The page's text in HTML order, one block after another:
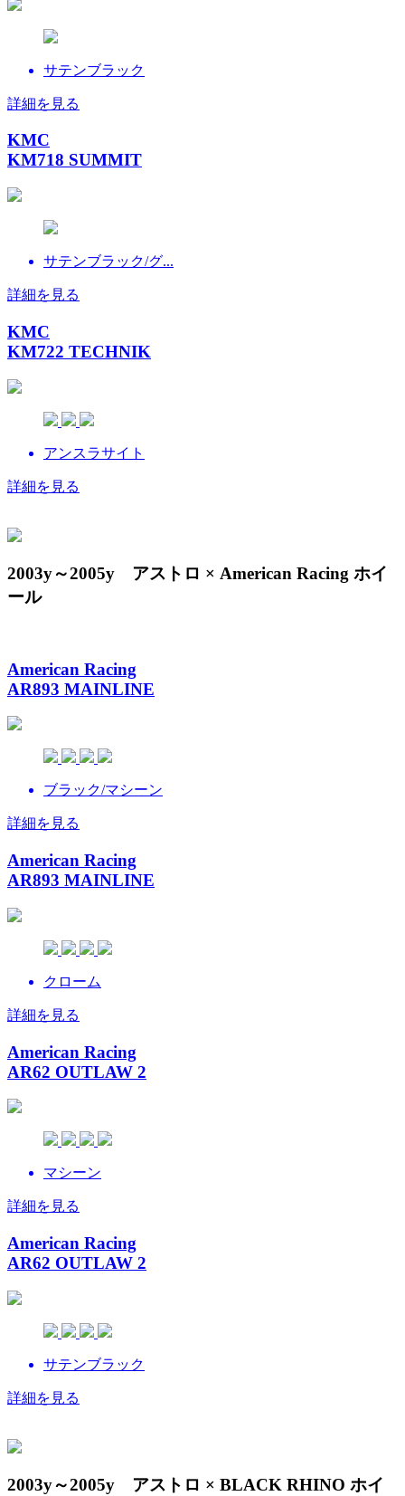
サテンブラック
詳細を見る
KMC
KM718 SUMMIT
サテンブラック/グ...
詳細を見る
KMC
KM722 TECHNIK
アンスラサイト
詳細を見る
2003y～2005y アストロ × American Racing ホイ
ール
American Racing
AR893 MAINLINE
ブラック/マシーン
詳細を見る
American Racing
AR893 MAINLINE
クローム
詳細を見る
American Racing
AR62 OUTLAW 2
マシーン
詳細を見る
American Racing
AR62 OUTLAW 2
サテンブラック
詳細を見る
2003y～2005y アストロ × BLACK RHINO ホイ